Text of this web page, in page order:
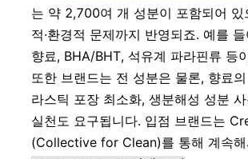
는 약 2,700여 개 성분이 포함되어 있
적·환경적 문제까지 반영되죠. 예를 들
향료, BHA/BHT, 석유계 파라핀류 등
또한 브랜드는 전 성분은 물론, 향료
라스틱 포장 최소화, 생분해성 성분
실천도 요구됩니다. 입점 브랜드는
(Collective for Clean)를 통해 계속